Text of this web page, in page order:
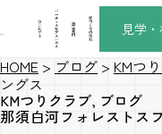
コ
ン
セ
プ
ト
バ
ー
チ
ャ
ル
モ
デ
ル
ハ
ウ
ス
施
工
事
例
家
づ
く
り
の
流
れ
見学
HOME > ブログ > KMつ
ングス
KMつりクラブ, ブログ
那須白河フォレストス